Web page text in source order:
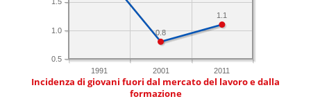
1991 2001 2011
0.5
1.0
1.1
0.8
Incidenza di giovani fuori dal mercato del lavoro e dalla
formazione